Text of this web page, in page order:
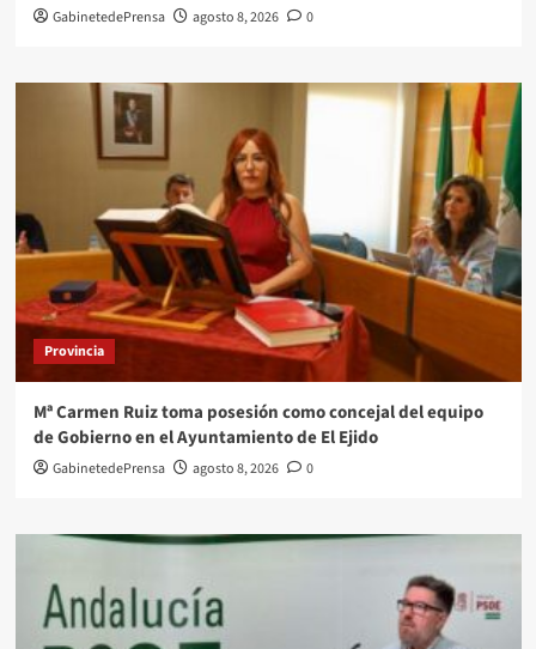
GabinetedePrensa agosto 8, 2026 0
Provincia
Mª Carmen Ruiz toma posesión como concejal del equipo
de Gobierno en el Ayuntamiento de El Ejido
GabinetedePrensa agosto 8, 2026 0